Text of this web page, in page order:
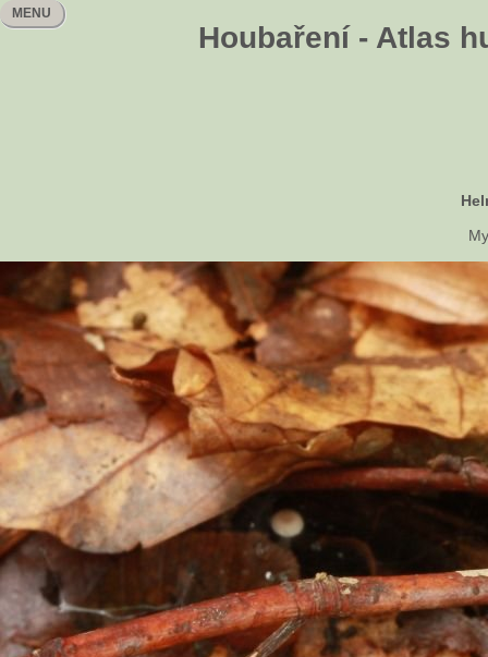
Houbaření - Atlas
MENU